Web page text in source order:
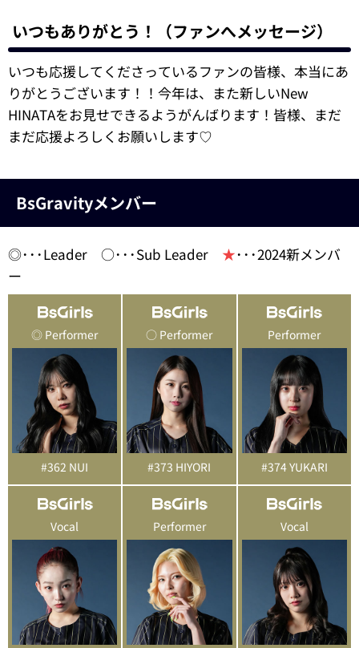
いつもありがとう！（ファンへメッセージ）
いつも応援してくださっているファンの皆様、本当にあ
りがとうございます！！今年は、また新しいNew
HINATAをお見せできるようがんばります！皆様、まだ
まだ応援よろしくお願いします♡
BsGravityメンバー
◎･･･Leader ○･･･Sub Leader ★･･･2024新メンバ
ー
◎ Performer
#362 NUI
○ Performer
#373 HIYORI
Performer
#374 YUKARI
Vocal Performer Vocal